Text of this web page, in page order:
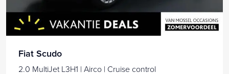
Fiat Scudo
2.0 MultiJet L3H1 | Airco | Cruise control